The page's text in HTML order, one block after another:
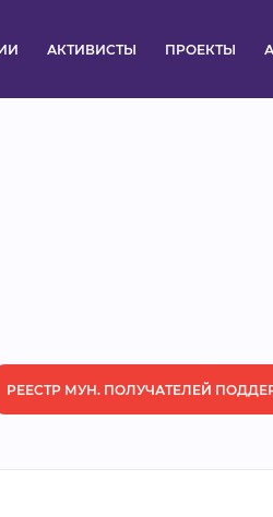
АКТИВИСТЫ ПРОЕКТЫ
РЕЕСТР МУН. ПОЛУЧАТЕЛЕЙ